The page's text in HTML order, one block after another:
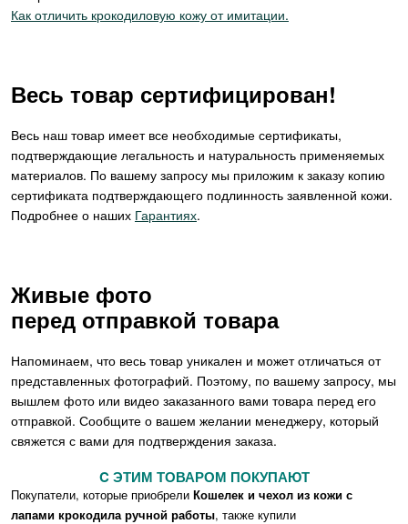
Как отличить крокодиловую кожу от имитации.
Весь товар сертифицирован!
Весь наш товар имеет все необходимые сертификаты,
подтверждающие легальность и натуральность применяемых
материалов. По вашему запросу мы приложим к заказу копию
сертификата подтверждающего подлинность заявленной кожи.
Подробнее о наших Гарантиях.
Живые фото
перед отправкой товара
Напоминаем, что весь товар уникален и может отличаться от
представленных фотографий. Поэтому, по вашему запросу, мы
вышлем фото или видео заказанного вами товара перед его
отправкой. Сообщите о вашем желании менеджеру, который
свяжется с вами для подтверждения заказа.
C ЭТИМ ТОВАРОМ ПОКУПАЮТ
Покупатели, которые приобрели Кошелек и чехол из кожи с
лапами крокодила ручной работы, также купили